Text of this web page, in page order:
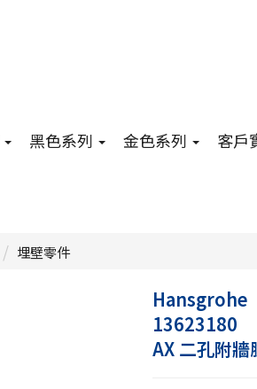
黑色系列 金色系列 客戶
埋壁零件
Hansgrohe
13623180
AX 二孔附